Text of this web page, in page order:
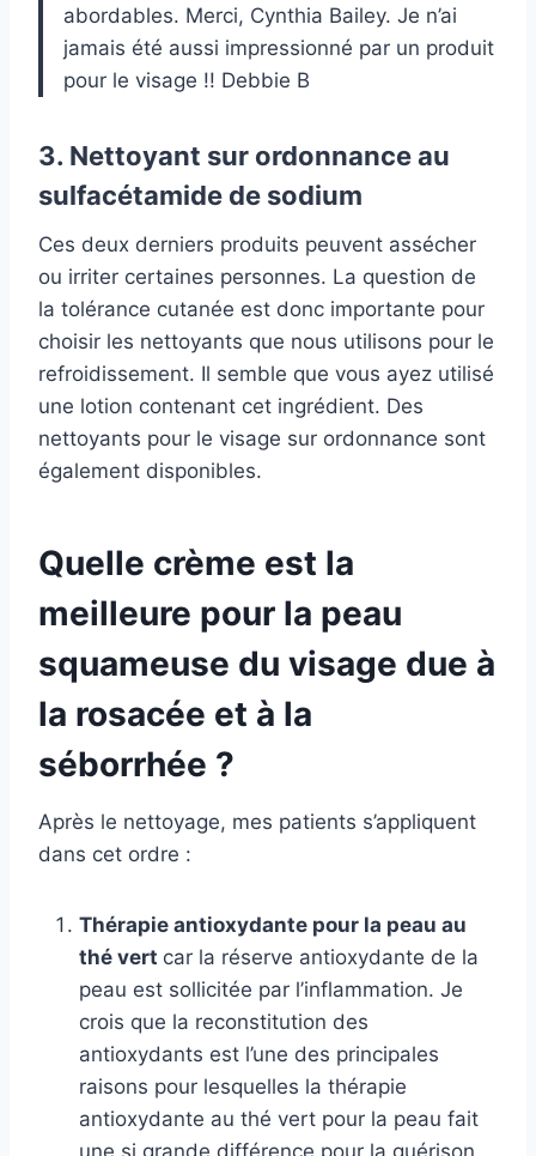
abordables. Merci, Cynthia Bailey. Je n’ai
jamais été aussi impressionné par un produit
pour le visage !! Debbie B
3. Nettoyant sur ordonnance au
sulfacétamide de sodium
Ces deux derniers produits peuvent assécher
ou irriter certaines personnes. La question de
la tolérance cutanée est donc importante pour
choisir les nettoyants que nous utilisons pour le
refroidissement. Il semble que vous ayez utilisé
une lotion contenant cet ingrédient. Des
nettoyants pour le visage sur ordonnance sont
également disponibles.
Quelle crème est la
meilleure pour la peau
squameuse du visage due à
la rosacée et à la
séborrhée ?
Après le nettoyage, mes patients s’appliquent
dans cet ordre :
Thérapie antioxydante pour la peau au
thé vert car la réserve antioxydante de la
peau est sollicitée par l’inflammation. Je
crois que la reconstitution des
antioxydants est l’une des principales
raisons pour lesquelles la thérapie
antioxydante au thé vert pour la peau fait